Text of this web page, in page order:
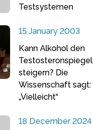
Testsystemen
15 January 2003
Kann Alkohol den
Testosteronspiegel
steigern? Die
Wissenschaft sagt:
„Vielleicht“
18 December 2024